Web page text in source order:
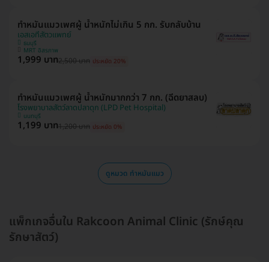
ทำหมันแมวเพศผู้ น้ำหนักไม่เกิน 5 กก. รับกลับบ้าน
เอสเอทีสัตวแพทย์
ธนบุรี
MRT อิสรภาพ
1,999 บาท2,500 บาท ประหยัด 20%
ทำหมันแมวเพศผู้ น้ำหนักมากกว่า 7 กก. (ฉีดยาสลบ)
โรงพยาบาลสัตว์ลาดปลาดุก (LPD Pet Hospital)
นนทบุรี
1,199 บาท1,200 บาท ประหยัด 0%
ดูหมวด ทำหมันแมว
แพ็กเกจอื่นใน Rakcoon Animal Clinic (รักษ์คุณ
รักษาสัตว์)